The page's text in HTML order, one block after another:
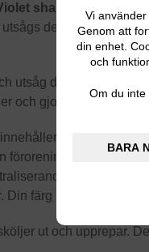
Vi
Genom att
din enhet.
och
Om du inte
BARA
shampoo
är ett
det till bästa
utsåg de sju bästa
och gjorde håret
hyaluronsyra,
och tar
ämnen
färg blir klar och
ut och upprepar.